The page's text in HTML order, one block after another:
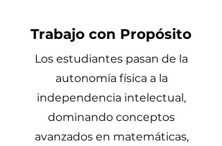
Trabajo con Propósito
Los estudiantes pasan de la
autonomía física a la
independencia intelectual,
dominando conceptos
avanzados en matemáticas,